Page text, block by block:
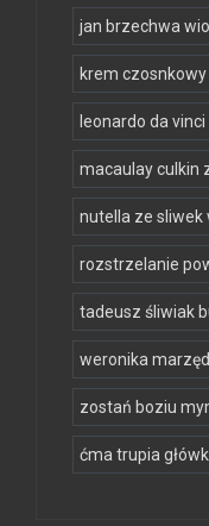
jan brzechwa
krem
leonardo da
macaulay culkin
nutella ze sliwek
rozstrzelanie
tadeusz śliwiak
weronika
zostań boziu
ćma trupia